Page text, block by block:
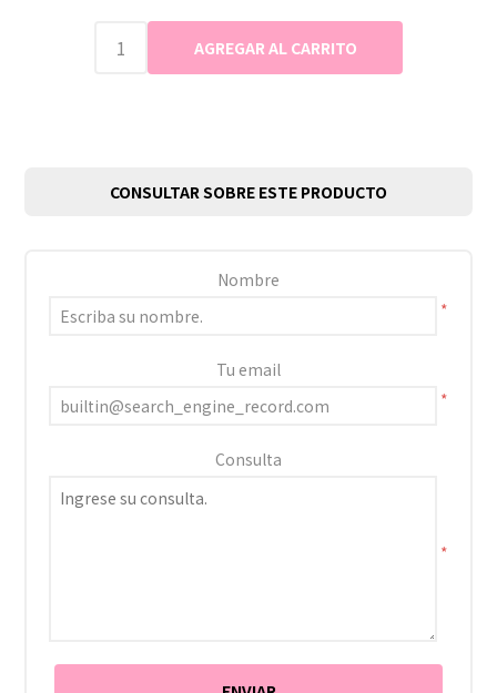
CONSULTAR SOBRE ESTE PRODUCTO
Nombre
*
Tu email
*
Consulta
*